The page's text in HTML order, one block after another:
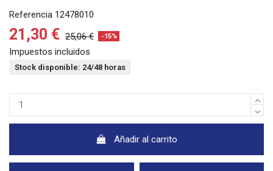
Referencia 12478010
21,30 € 25,06 € -15%
Impuestos incluidos
Stock disponible: 24/48 horas
Añadir al carrito